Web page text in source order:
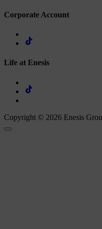
Corporate Account
Life at Enesis
Copyright © 2026 Enesis